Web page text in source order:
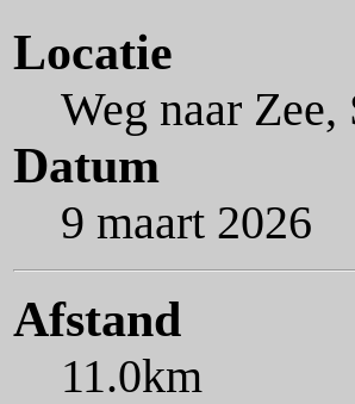
Locatie
Weg naar Zee,
Datum
9 maart 2026
Afstand
11.0km